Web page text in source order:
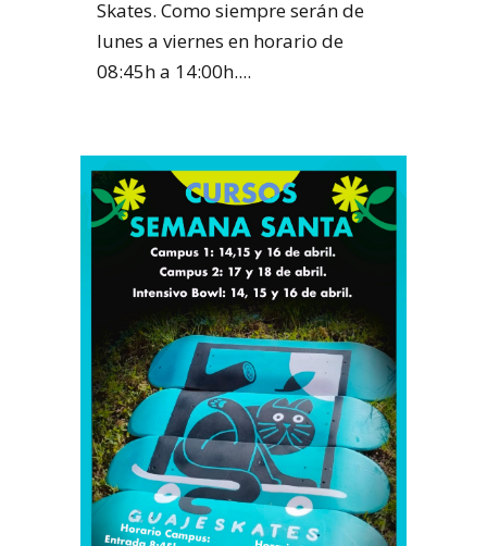
Skates. Como siempre serán de
lunes a viernes en horario de
08:45h a 14:00h....